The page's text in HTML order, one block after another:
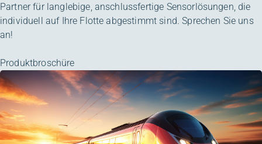
Partner für langlebige, anschlussfertige Sensorlösungen, die
individuell auf Ihre Flotte abgestimmt sind. Sprechen Sie uns
an!
Produktbroschüre